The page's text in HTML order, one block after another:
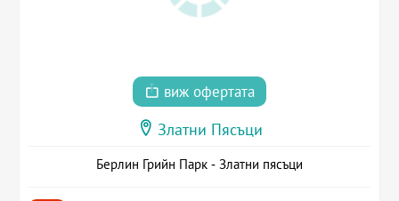
виж офертата
Златни Пясъци
Берлин Грийн Парк - Златни пясъци